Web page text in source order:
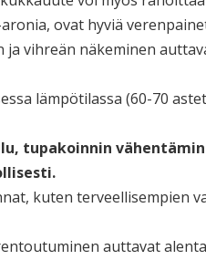
ovat hyviä
ja vihreän näkeminen
lämpötilassa (60-70
tupakoinnin
kuten terveellisempien
auttavat